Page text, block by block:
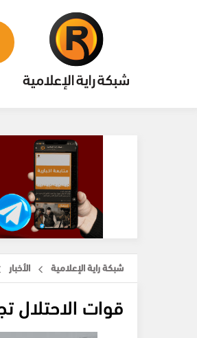
شبكة راية الإعلامية الأخبار
قوات الاحتلال